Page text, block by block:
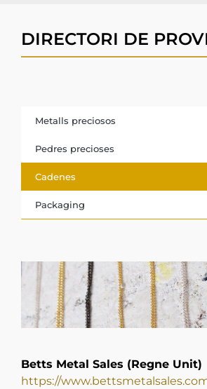
DIRECTORI DE
Metalls preciosos
Pedres precioses
Cadenes
Packaging
Betts Metal Sales (Regne Unit)
https://